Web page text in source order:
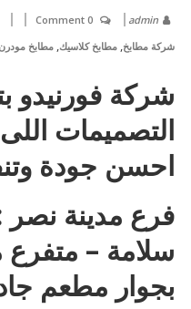
admin
0 Comment
شركة مطابخ, مطابخ كلاسيك, مطابخ مودرن
شركة فورنيدو
التصميمات
احسن جودة
سلامة –
بجوار مطعم